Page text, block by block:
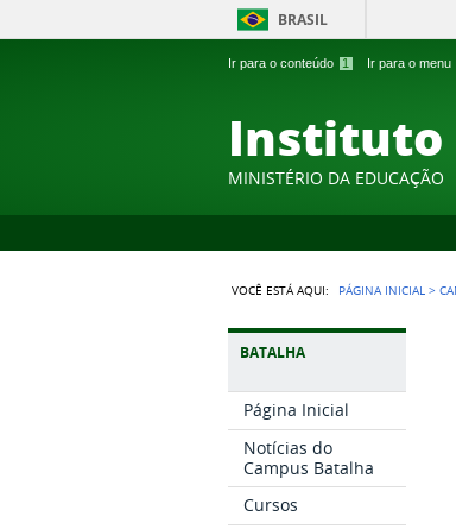
Ir para o conteúdo 1 Ir para o menu
BRASIL
Instituto
MINISTÉRIO DA EDUCAÇÃO
VOCÊ ESTÁ AQUI: PÁGINA INICIAL >
BATALHA
Página Inicial
Notícias do
Campus Batalha
Cursos